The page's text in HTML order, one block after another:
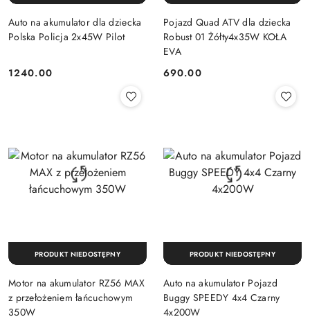
Auto na akumulator dla dziecka
Polska Policja 2x45W Pilot
Cena:
1240.00
Pojazd Quad ATV dla dziecka
Robust 01 Żółty4x35W KOŁA
EVA
Cena:
690.00
Motor na akumulator RZ56 MAX
z przełożeniem łańcuchowym
350W
PRODUKT NIEDOSTĘPNY
Auto na akumulator Pojazd
Buggy SPEEDY 4x4 Czarny
4x200W
PRODUKT NIEDOSTĘPNY